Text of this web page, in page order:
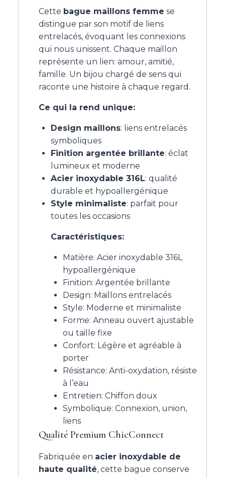
Cette bague maillons femme se
distingue par son motif de liens
entrelacés, évoquant les connexions
qui nous unissent. Chaque maillon
représente un lien: amour, amitié,
famille. Un bijou chargé de sens qui
raconte une histoire à chaque regard.
Ce qui la rend unique:
Design maillons: liens entrelacés
symboliques
Finition argentée brillante: éclat
lumineux et moderne
Acier inoxydable 316L: qualité
durable et hypoallergénique
Style minimaliste: parfait pour
toutes les occasions
Caractéristiques:
Matière: Acier inoxydable 316L
hypoallergénique
Finition: Argentée brillante
Design: Maillons entrelacés
Style: Moderne et minimaliste
Forme: Anneau ouvert ajustable
ou taille fixe
Confort: Légère et agréable à
porter
Résistance: Anti-oxydation, résiste
à l’eau
Entretien: Chiffon doux
Symbolique: Connexion, union,
liens
Qualité Premium ChicConnect
Fabriquée en acier inoxydable de
haute qualité, cette bague conserve